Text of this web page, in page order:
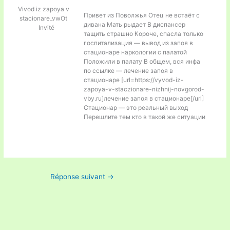
Vivod iz zapoya v
stacionare_vwOt
Invité
Привет из Поволжья Отец не встаёт с
дивана Мать рыдает В диспансер
тащить страшно Короче, спасла только
госпитализация — вывод из запоя в
стационаре наркологии с палатой
Положили в палату В общем, вся инфа
по ссылке — лечение запоя в
стационаре [url=https://vyvod-iz-
zapoya-v-staczionare-nizhnij-novgorod-
vby.ru]лечение запоя в стационаре[/url]
Стационар — это реальный выход
Перешлите тем кто в такой же ситуации
Réponse suivant →